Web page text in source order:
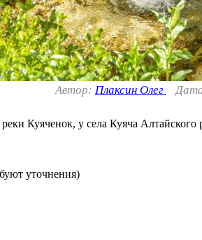
Автор: Плаксин Олег
Куяченок, у села Куяча Алтайского
уточнения)